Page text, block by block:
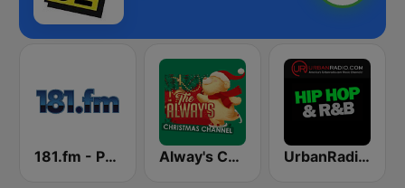
181.fm - Power 181 (Top 40) Alway's Christmas Channel UrbanRadio - Hip Hop & RnB